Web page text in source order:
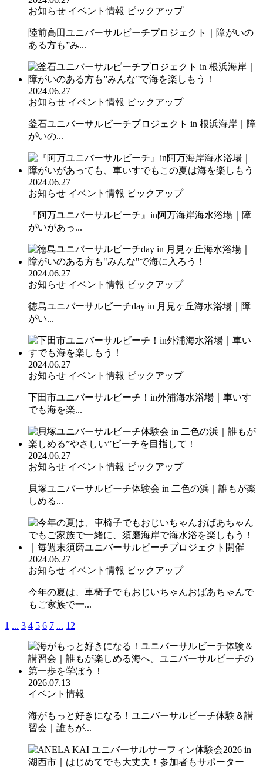
お知らせ イベント情報 ピックアップ
陸前高田ユニバーサルビーチプロジェクト｜障がいの
ある方も”み...
2024.06.27
お知らせ イベント情報 ピックアップ
釜石ユニバーサルビーチプロジェクト in 根浜海岸｜障
がいの...
2024.06.27
お知らせ イベント情報 ピックアップ
『阿万ユニバーサルビーチ』in阿万海岸海水浴場｜障
がいがあっ...
2024.06.27
お知らせ イベント情報 ピックアップ
徳島ユニバーサルビーチday in 月見ヶ丘海水浴場｜障
がい...
2024.06.27
お知らせ イベント情報 ピックアップ
下田市ユニバーサルビーチ！in外浦海水浴場｜車いす
でも海を楽...
2024.06.27
お知らせ イベント情報 ピックアップ
貝塚ユニバーサルビーチ体験会 in 二色の浜｜誰もが楽
しめる...
2024.06.27
お知らせ イベント情報 ピックアップ
今年の夏は、車椅子でもおじいちゃんおばあちゃんで
もご家族で一...
1 ... 3 4 5 6 7 ... 12
2026.07.13
イベント情報
海がもっと好きになる！ユニバーサルビーチ体験＆講
習会｜誰もが...